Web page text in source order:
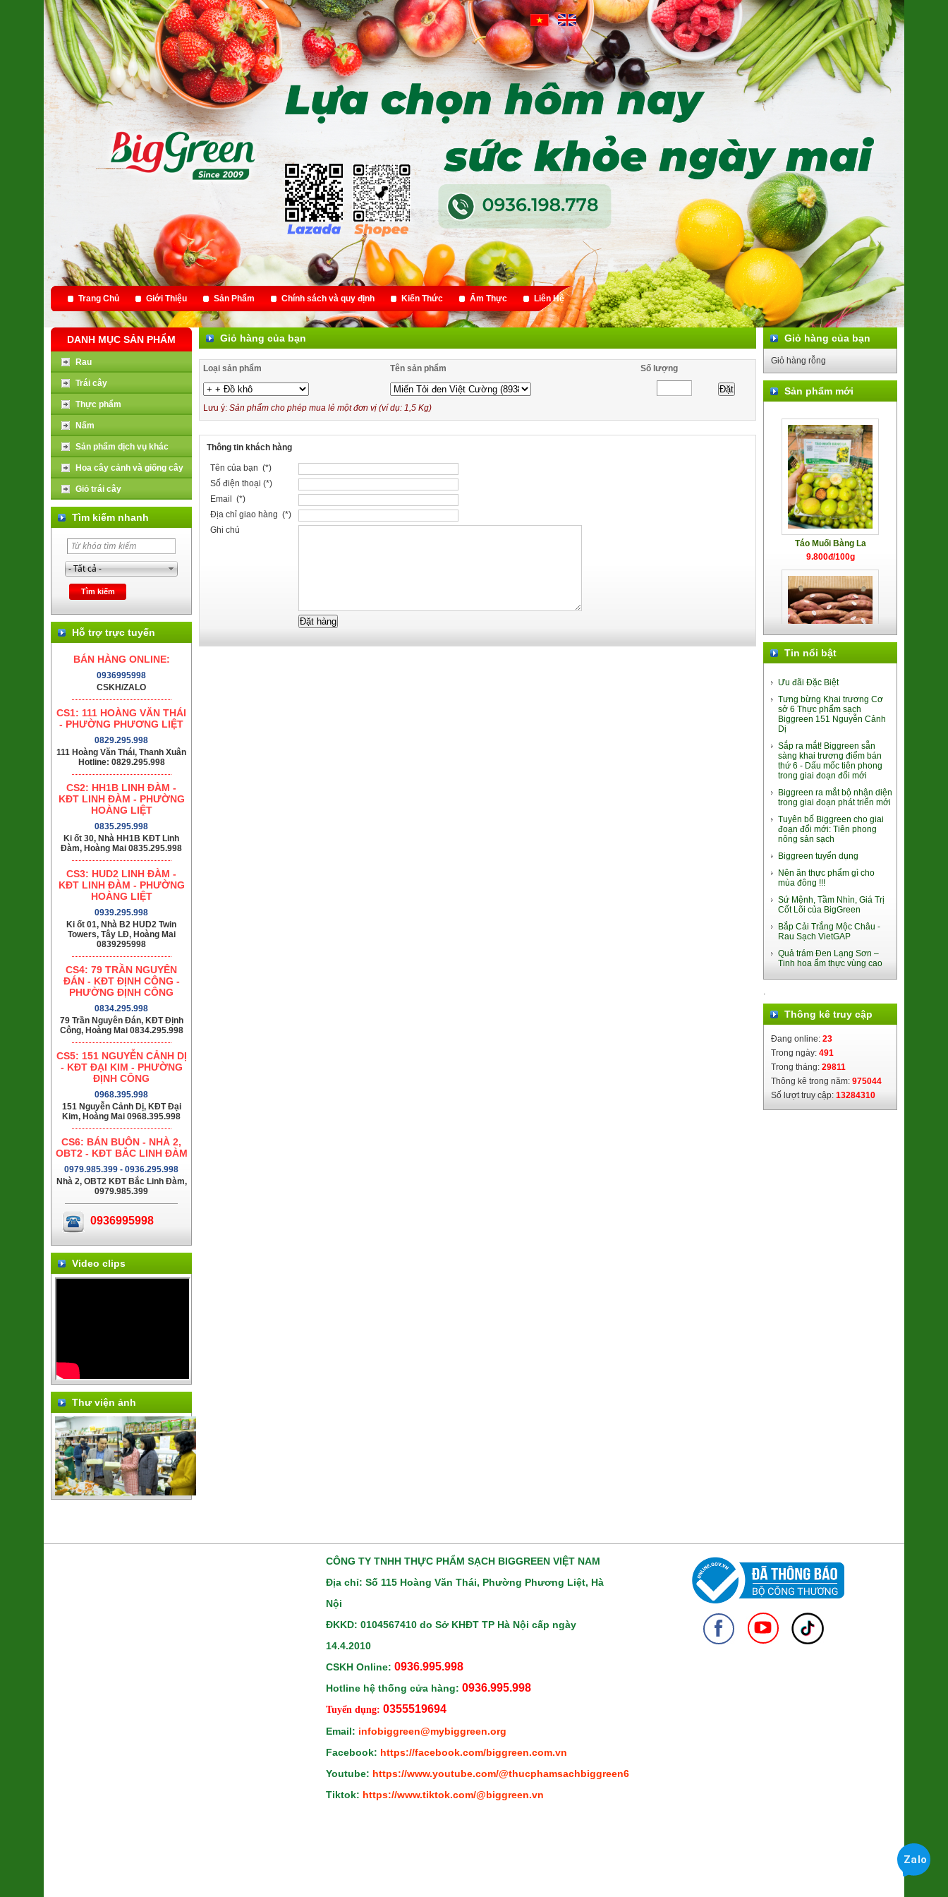
Trang Chủ Giới Thiệu Sản Phẩm Chính sách và quy định Kiến Thức Ẩm Thực Liên Hệ
DANH MỤC SẢN PHẨM
Rau
Trái cây
Thực phẩm
Nấm
Sản phẩm dịch vụ khác
Hoa cây cảnh và giống cây
Giỏ trái cây
Tìm kiếm nhanh
Hỗ trợ trực tuyến
BÁN HÀNG ONLINE:
0936995998
CSKH/ZALO
CS1: 111 HOÀNG VĂN THÁI
- PHƯỜNG PHƯƠNG LIỆT
0829.295.998
111 Hoàng Văn Thái, Thanh Xuân
Hotline: 0829.295.998
CS2: HH1B LINH ĐÀM -
KĐT LINH ĐÀM - PHƯỜNG
HOÀNG LIỆT
0835.295.998
Ki ốt 30, Nhà HH1B KĐT Linh
Đàm, Hoàng Mai 0835.295.998
CS3: HUD2 LINH ĐÀM -
KĐT LINH ĐÀM - PHƯỜNG
HOÀNG LIỆT
0939.295.998
Ki ốt 01, Nhà B2 HUD2 Twin
Towers, Tây LĐ, Hoàng Mai
0839295998
CS4: 79 TRẦN NGUYÊN
ĐÁN - KĐT ĐỊNH CÔNG -
PHƯỜNG ĐỊNH CÔNG
0834.295.998
79 Trần Nguyên Đán, KĐT Định
Công, Hoàng Mai 0834.295.998
CS5: 151 NGUYỄN CẢNH DỊ
- KĐT ĐẠI KIM - PHƯỜNG
ĐỊNH CÔNG
0968.395.998
151 Nguyễn Cảnh Dị, KĐT Đại
Kim, Hoàng Mai 0968.395.998
CS6: BÁN BUÔN - NHÀ 2,
OBT2 - KĐT BẮC LINH ĐÀM
0979.985.399 - 0936.295.998
Nhà 2, OBT2 KĐT Bắc Linh Đàm,
0979.985.399
0936995998
Video clips
Thư viện ảnh
Giỏ hàng của bạn
Loại sản phẩm Tên sản phẩm Số lượng
Lưu ý: Sản phẩm cho phép mua lẻ một đơn vị (ví dụ: 1,5 Kg)
Thông tin khách hàng
Tên của bạn (*)
Số điện thoại (*)
Email (*)
Địa chỉ giao hàng (*)
Ghi chú
Giỏ hàng của bạn
Giỏ hàng rỗng
Sản phẩm mới
Long Nhãn ôm Sen Vinagri
155.000đ/Hộp
Cốm Làng Vòng
28.500đ/100g
Táo Muối Bàng La
9.800đ/100g
Khoai Lang Mật Đà Lạt Xuất khẩu
(SP001318)
7.500đ/100g
Trứng gà Thảo dược Hùng Mười
56.000đ/Hộp 10 quả
(nhân TC 170g)
Lá Giang Khô Bình Định
(SP010245)
39.000đ/Hộp
Long Nhãn ôm Sen Vinagri
155.000đ/Hộp
Tin nổi bật
Ưu đãi Đặc Biệt
Tưng bừng Khai trương Cơ
sở 6 Thực phẩm sạch
Biggreen 151 Nguyễn Cảnh
Dị
Sắp ra mắt! Biggreen sẵn
sàng khai trương điểm bán
thứ 6 - Dấu mốc tiên phong
trong giai đoạn đổi mới
Biggreen ra mắt bộ nhận diện
trong giai đoạn phát triển mới
Tuyên bố Biggreen cho giai
đoạn đổi mới: Tiên phong
nông sản sạch
Biggreen tuyển dụng
Nên ăn thực phẩm gì cho
mùa đông !!!
Sứ Mệnh, Tầm Nhìn, Giá Trị
Cốt Lõi của BigGreen
Bắp Cải Trắng Mộc Châu -
Rau Sạch VietGAP
Quả trám Đen Lạng Sơn –
Tinh hoa ẩm thực vùng cao
.
Thông kê truy cập
Đang online: 23
Trong ngày: 491
Trong tháng: 29811
Thông kê trong năm: 975044
Số lượt truy cập: 13284310
CÔNG TY TNHH THỰC PHẨM SẠCH BIGGREEN VIỆT NAM
Địa chỉ: Số 115 Hoàng Văn Thái, Phường Phương Liệt, Hà
Nội
ĐKKD: 0104567410 do Sở KHĐT TP Hà Nội cấp ngày
14.4.2010
CSKH Online: 0936.995.998
Hotline hệ thống cửa hàng: 0936.995.998
Tuyển dụng: 0355519694
Email: infobiggreen@mybiggreen.org
Facebook: https://facebook.com/biggreen.com.vn
Youtube: https://www.youtube.com/@thucphamsachbiggreen6950
Tiktok: https://www.tiktok.com/@biggreen.vn